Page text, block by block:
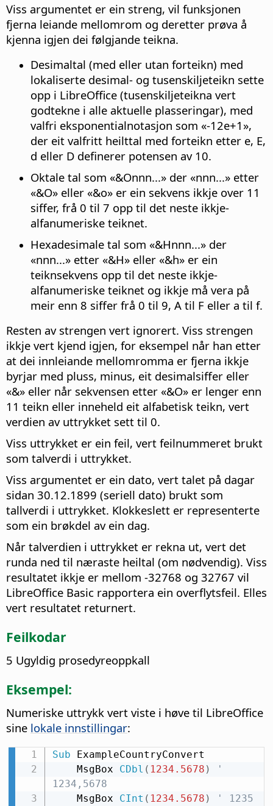
Viss argumentet er ein streng, vil funksjonen
fjerna leiande mellomrom og deretter prøva å
kjenna igjen dei følgjande teikna.
Desimaltal (med eller utan forteikn) med
lokaliserte desimal- og tusenskiljeteikn sette
opp i LibreOffice (tusenskiljeteikna vert
godtekne i alle aktuelle plasseringar), med
valfri eksponentialnotasjon som «-12e+1»,
der eit valfritt heilttal med forteikn etter e, E,
d eller D definerer potensen av 10.
Oktale tal som «&Onnn...» der «nnn...» etter
«&O» eller «&o» er ein sekvens ikkje over 11
siffer, frå 0 til 7 opp til det neste ikkje-
alfanumeriske teiknet.
Hexadesimale tal som «&Hnnn...» der
«nnn...» etter «&H» eller «&h» er ein
teiknsekvens opp til det neste ikkje-
alfanumeriske teiknet og ikkje må vera på
meir enn 8 siffer frå 0 til 9, A til F eller a til f.
Resten av strengen vert ignorert. Viss strengen
ikkje vert kjend igjen, for eksempel når han etter
at dei innleiande mellomromma er fjerna ikkje
byrjar med pluss, minus, eit desimalsiffer eller
«&» eller når sekvensen etter «&O» er lenger enn
11 teikn eller inneheld eit alfabetisk teikn, vert
verdien av uttrykket sett til 0.
Viss uttrykket er ein feil, vert feilnummeret brukt
som talverdi i uttrykket.
Viss argumentet er ein dato, vert talet på dagar
sidan 30.12.1899 (seriell dato) brukt som
tallverdi i uttrykket. Klokkeslett er representerte
som ein brøkdel av ein dag.
Når talverdien i uttrykket er rekna ut, vert det
runda ned til næraste heiltal (om nødvendig). Viss
resultatet ikkje er mellom -32768 og 32767 vil
LibreOffice Basic rapportera ein overflytsfeil. Elles
vert resultatet returnert.
Feilkodar
5 Ugyldig prosedyreoppkall
Eksempel:
Numeriske uttrykk vert viste i høve til LibreOffice
sine lokale innstillingar:
Sub ExampleCountryConvert
    MsgBox
CDbl ( 1234.5678 )
'
1234,5678
    MsgBox
CInt ( 1234.5678 )
' 1235